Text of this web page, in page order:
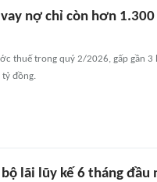
nợ chỉ còn hơn
thuế trong quý 2/2026, gấp gần 3
tỷ đồng.
lãi lũy kế 6 tháng đầu